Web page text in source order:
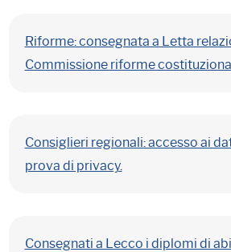
Riforme: consegnata a Letta
Commissione riforme
Consiglieri regionali: accesso ai
prova di privacy.
Consegnati a Lecco i diplomi di